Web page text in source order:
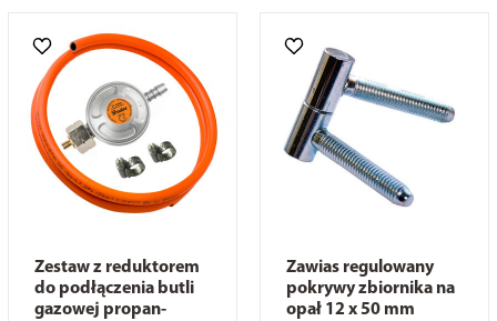
Zestaw z reduktorem
do podłączenia butli
gazowej propan-
Zawias regulowany
pokrywy zbiornika na
opał 12 x 50 mm